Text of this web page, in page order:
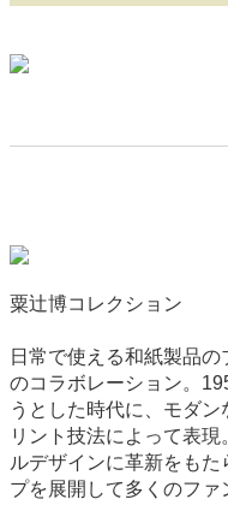
粟辻博コレクション
日常で使える和紙製品
のコラボレーション。
うとした時代に、モダ
リント技法によって表
ルデザインに革新をも
プを展開して多くのファ